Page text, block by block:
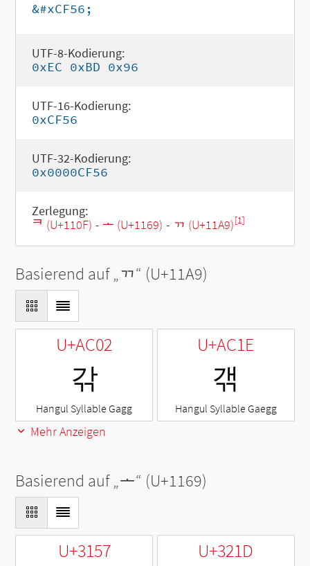
&#xCF56;
UTF-8-Kodierung:
0xEC 0xBD 0x96
UTF-16-Kodierung:
0xCF56
UTF-32-Kodierung:
0x0000CF56
Zerlegung:
ᄏ (U+110F) - ᅩ (U+1169) - ᆩ (U+11A9)[1]
Basierend auf „ᆩ“ (U+11A9)
U+AC02
갂
Hangul Syllable Gagg
U+AC1E
갞
Hangul Syllable Gaegg
Mehr Anzeigen
Basierend auf „ᅩ“ (U+1169)
U+3157 U+321D